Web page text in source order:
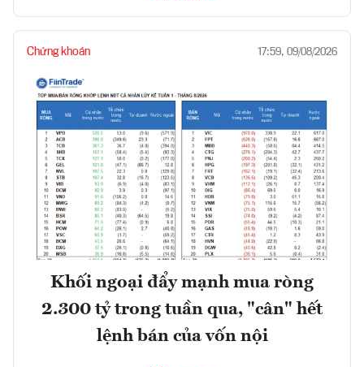
Chứng khoán 17:59, 09/08/2026
Khối ngoại đẩy mạnh mua ròng
2.300 tỷ trong tuần qua, "cân" hết
lệnh bán của vốn nội